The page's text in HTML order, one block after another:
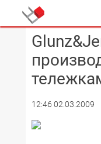
12:46 02.03.2009